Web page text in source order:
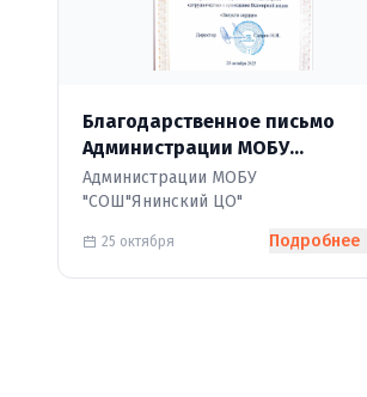
Благодарственное письмо
Администрации МОБУ
"СОШ"Янинский ЦО"
Администрации МОБУ
"СОШ"Янинский ЦО"
25 октября Подробнее